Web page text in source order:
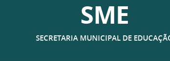
SME
SECRETARIA MUNICIPAL DE